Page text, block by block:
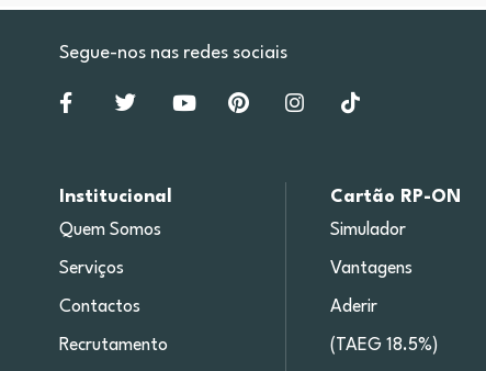
Segue-nos nas redes sociais
Institucional
Quem Somos
Serviços
Contactos
Recrutamento
Cartão RP-ON
Simulador
Vantagens
Aderir
(TAEG 18.5%)